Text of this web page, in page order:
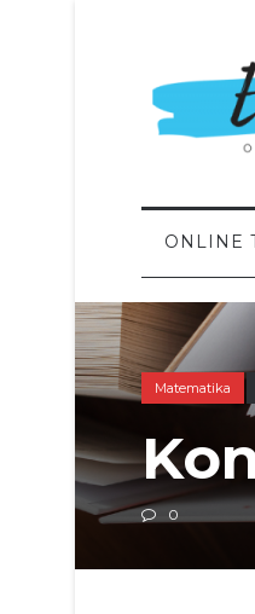
ONLINE
Matematika
0